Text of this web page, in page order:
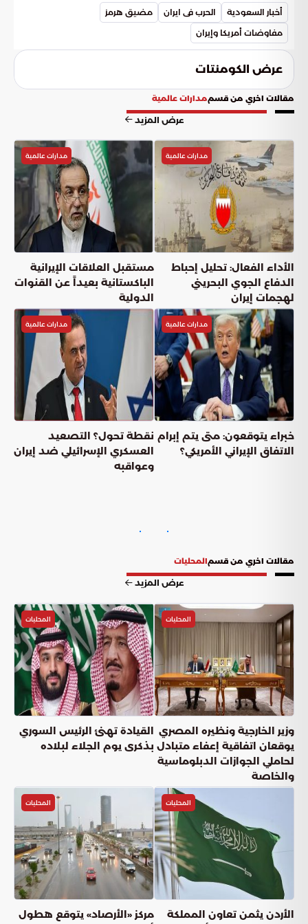
للمواجهة إذا اعتبرت الشروط غير مقبولة أو إذا استمرت الخروقات
الميدانية.
أخبار السعودية الحرب فى ايران
مضيق هرمز
مفاوضات أمريكا وإيران
عرض الكومنتات
مقالات اخري من قسممدارات عالمية
عرض المزيد
مدارات عالمية
الأداء الفعال: تحليل إحباط
الدفاع الجوي البحريني
لهجمات إيران
مدارات عالمية
مستقبل العلاقات الإيرانية
الباكستانية بعيداً عن القنوات
الدولية
مدارات عالمية
خبراء يتوقعون: متى يتم إبرام
الاتفاق الإيراني الأمريكي؟
مدارات عالمية
نقطة تحول؟ التصعيد
العسكري الإسرائيلي ضد إيران
وعواقبه
مقالات اخري من قسمالمحليات
عرض المزيد
المحليات
وزير الخارجية ونظيره المصري
يوقعان اتفاقية إعفاء متبادل
لحاملي الجوازات الدبلوماسية
والخاصة
المحليات
القيادة تهنئ الرئيس السوري
بذكرى يوم الجلاء لبلاده
المحليات
الأردن يثمن تعاون المملكة
المحليات
مركز «الأرصاد» يتوقع هطول